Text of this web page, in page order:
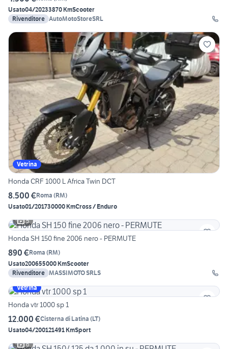
Usato04/20233870 KmScooter
Rivenditore AutoMotoStoreSRL
Vetrina
Honda CRF 1000 L Africa Twin DCT
8.500 €Roma (RM)
Usato01/201730000 KmCross / Enduro
5
Honda SH 150 fine 2006 nero - PERMUTE
890 €Roma (RM)
Usato200655000 KmScooter
Rivenditore MASSIMOTO SRLS
Vetrina
Honda vtr 1000 sp 1
12.000 €Cisterna di Latina (LT)
Usato04/200121491 KmSport
6